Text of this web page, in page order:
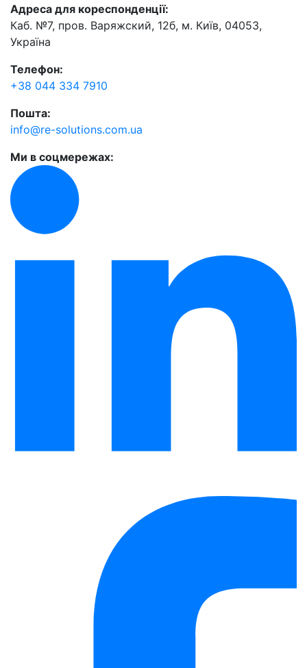
Адреса для кореспонденції:
Каб. №7, пров. Варяжский, 12б, м. Київ, 04053,
Україна
Телефон:
+38 044 334 7910
Пошта:
info@re-solutions.com.ua
Ми в соцмережах: